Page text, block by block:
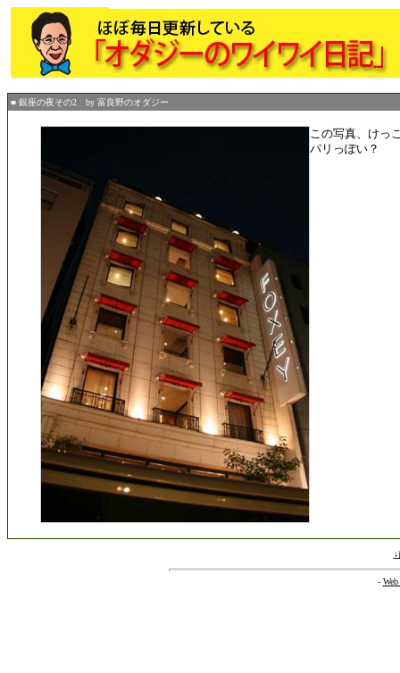
■ 銀座の夜その2 by 富良野のオダジー
この写真、けっ
パリっぽい？
-